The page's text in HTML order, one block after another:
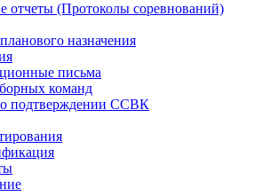
отчеты (Протоколы соревнований)
назначения
письма
команд
подтверждении ССВК